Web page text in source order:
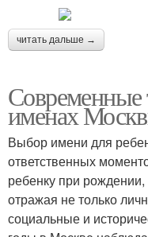
читать дальше →
Современные
именах
Выбор имени для
ответственных
ребенку при
отражая не только
социальные и